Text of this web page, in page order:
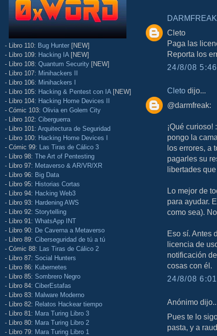
- Libro 110: Bug Hunter [NEW]
- Libro 109: Hacking IA [NEW]
- Libro 108: Quantum Security [NEW]
- Libro 107: Minihackers II
- Libro 106: Minihackers I
- Libro 105: Hacking & Pentest con IA [NEW]
- Libro 104: Hacking Home Devices II
- Cómic 103: Olivia en Golem City
- Libro 102: Ciberguerra
- Libro 101: Arquitectura de Seguridad
- Libro 100: Hacking Home Devices I
- Cómic 99: Las Tiras de Cálico 3
- Libro 98: The Art of Pentesting
- Libro 97: Metaverso & AR/VR/XR
- Libro 96: Big Data
- Libro 95: Historias Cortas
- Libro 94: Hacking Web3
- Libro 93: Hardening AWS
- Libro 92: Storytelling
- Libro 91: WhatsApp INT
- Libro 90: De Caverna a Metaverso
- Libro 89: Ciberseguridad de tú a tú
- Cómic 88: Las Tiras de Cálico 2
- Libro 87: Social Hunters
- Libro 86: Kubernetes
- Libro 85: Sombrero Negro
- Libro 84: CiberEstafas
- Libro 83: Malware Moderno
- Libro 82: Relatos Hackear tiempo
- Libro 81: Mara Turing Libro 3
- Libro 80: Mara Turing Libro 2
- Libro 79: Mara Turing Libro 1
DARMFREAK
Cleto
Paga las
Reporta los
24/8/08
Cleto dijo...
@darmfreak:
¡Qué
pongo la
los errores, a
pagarles su
libertades
Lo mejor de
para ayudar.
como sea).
Eso sí. Antes
licencia de
notificación
cosas con él.
24/8/08
Anónimo
Pues te lo
pasta, y a